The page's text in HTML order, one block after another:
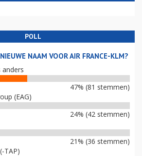
POLL
NAAM VOOR AIR FRANCE-KLM?
anders
47% (81 stemmen)
(EAG)
24% (42 stemmen)
21% (36 stemmen)
TAP)